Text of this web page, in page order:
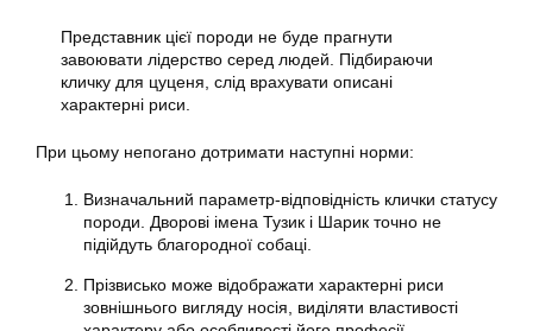
Представник цієї породи не буде прагнути
завоювати лідерство серед людей. Підбираючи
кличку для цуценя, слід врахувати описані
характерні риси.
При цьому непогано дотримати наступні норми:
Визначальний параметр-відповідність клички статусу
породи. Дворові імена Тузик і Шарик точно не
підійдуть благородної собаці.
Прізвисько може відображати характерні риси
зовнішнього вигляду носія, виділяти властивості